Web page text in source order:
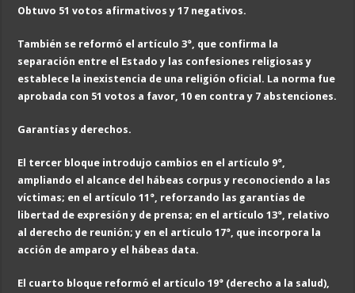
Obtuvo 51 votos afirmativos y 17 negativos.
También se reformó el artículo 3°, que confirma la
separación entre el Estado y las confesiones religiosas y
establece la inexistencia de una religión oficial. La norma fue
aprobada con 51 votos a favor, 10 en contra y 7 abstenciones.
Garantías y derechos.
El tercer bloque introdujo cambios en el artículo 9°,
ampliando el alcance del hábeas corpus y reconociendo a las
víctimas; en el artículo 11°, reforzando las garantías de
libertad de expresión y de prensa; en el artículo 13°, relativo
al derecho de reunión; y en el artículo 17°, que incorpora la
acción de amparo y el hábeas data.
El cuarto bloque reformó el artículo 19° (derecho a la salud),